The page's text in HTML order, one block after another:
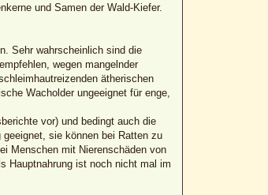
und Samen der Wald-Kiefer.
Sehr wahrscheinlich sind die
wegen mangelnder
ätherischen
Wacholder ungeeignet für enge,
vor) und bedingt auch die
sie können bei Ratten zu
Menschen mit Nierenschäden von
Hauptnahrung ist noch nicht mal im